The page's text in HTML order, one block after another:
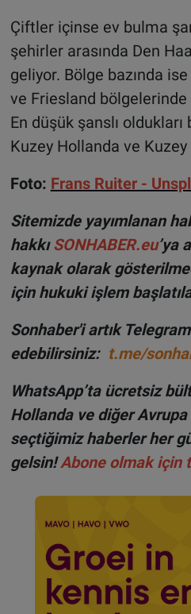
Çiftler içinse ev bulma
şehirler arasında Den
geliyor. Bölge bazında
ve Friesland bölgelerinde
En düşük şanslı
Kuzey Hollanda ve
Foto: Frans Ruiter -
Sitemizde yayımlanan
hakkıSONHABER.eu’ya
kaynak olarak
için hukuki işlem
Sonhaber'i artık
edebilirsiniz: t.me/
WhatsApp’ta ücretsiz
Hollanda ve diğer
seçtiğimiz haberler her
gelsin!Abone olmak için